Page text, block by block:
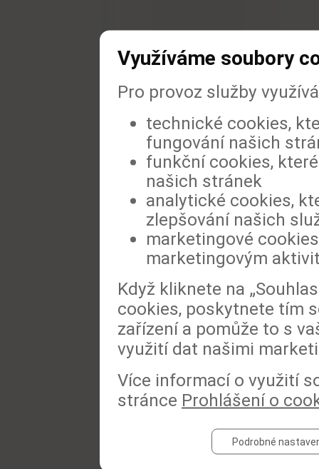
Využíváme soubory
Pro provoz služby
technické cookies,
fungování našich
funkční cookies,
našich stránek
analytické cookies,
zlepšování našich
marketingové
marketingovým
Když kliknete na
cookies, poskytnete tím
zařízení a pomůže to s
využití dat našimi
Více informací o využití
stránce Prohlášení o
Podrobné